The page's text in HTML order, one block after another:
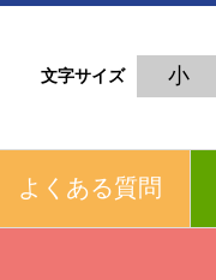
文字サイズ 小
よくある質問